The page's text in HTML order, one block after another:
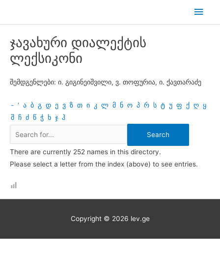
Main
ჯავახური დიალექტის
ლექსიკონი
შემდგენლები: ი. გიგინეიშვილი, ვ. თოფურია, ი. ქავთარაძე
- ‘ ა ბ გ დ ე ვ ზ თ ი კ ლ მ ნ ო პ რ ს ტ უ ფ ქ ღ ყ
შ ჩ ძ წ ჭ ხ ჯ ჰ
There are currently 252 names in this directory.
Please select a letter from the index (above) to see entries.
Copyright © 2026 lev.ge